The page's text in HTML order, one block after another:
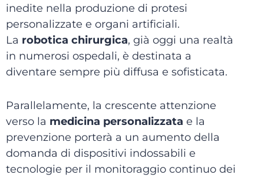
inedite nella produzione di protesi
personalizzate e organi artificiali.
La robotica chirurgica, già oggi una realtà
in numerosi ospedali, è destinata a
diventare sempre più diffusa e sofisticata.
Parallelamente, la crescente attenzione
verso la medicina personalizzata e la
prevenzione porterà a un aumento della
domanda di dispositivi indossabili e
tecnologie per il monitoraggio continuo dei